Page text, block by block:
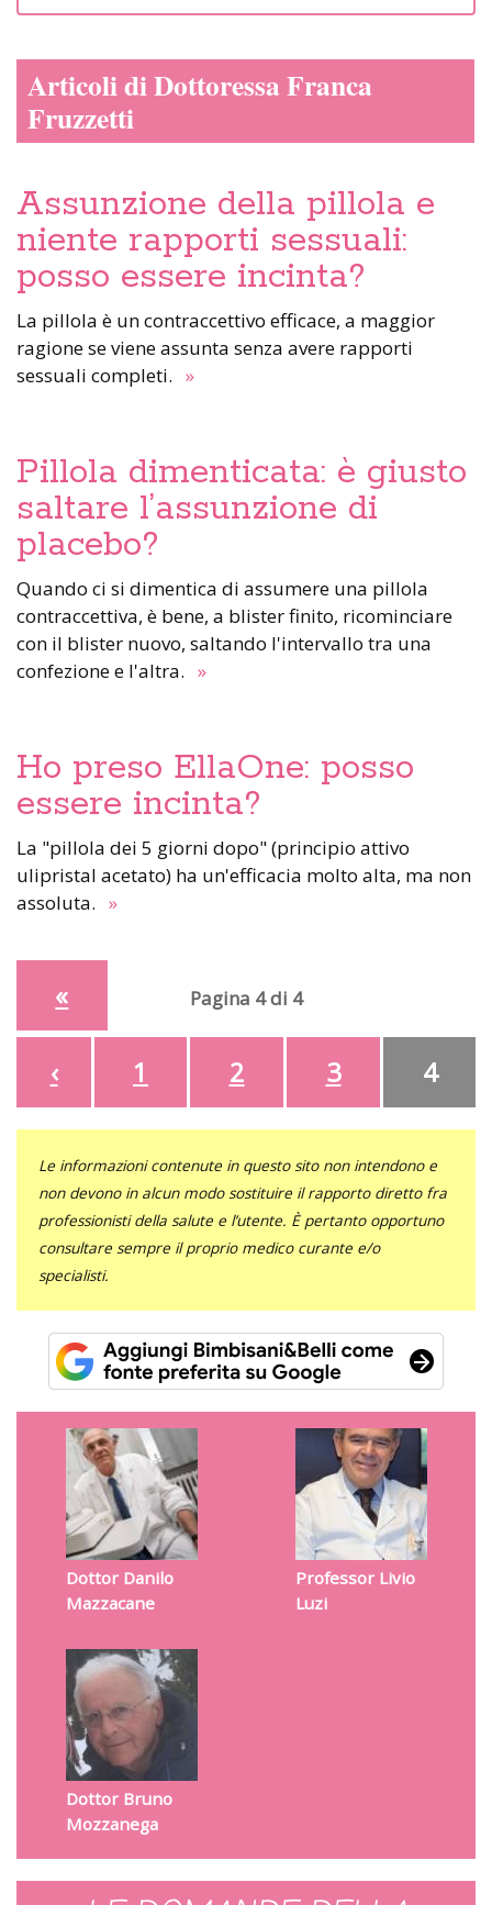
Articoli di Dottoressa Franca
Fruzzetti
Assunzione della pillola e
niente rapporti sessuali:
posso essere incinta?
La pillola è un contraccettivo efficace, a maggior
ragione se viene assunta senza avere rapporti
sessuali completi. »
Pillola dimenticata: è giusto
saltare l’assunzione di
placebo?
Quando ci si dimentica di assumere una pillola
contraccettiva, è bene, a blister finito, ricominciare
con il blister nuovo, saltando l'intervallo tra una
confezione e l'altra. »
Ho preso EllaOne: posso
essere incinta?
La "pillola dei 5 giorni dopo" (principio attivo
ulipristal acetato) ha un'efficacia molto alta, ma non
assoluta. »
Pagina 4 di 4
«
‹ 1 2 3 4
Le informazioni contenute in questo sito non intendono e
non devono in alcun modo sostituire il rapporto diretto fra
professionisti della salute e l’utente. È pertanto opportuno
consultare sempre il proprio medico curante e/o
specialisti.
Dottor Danilo
Mazzacane
Professor Livio
Luzi
Dottor Bruno
Mozzanega